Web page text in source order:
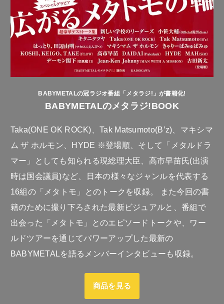
BABYMETALの冠ラジオ番組「メタラジ!」が書籍化!
BABYMETALのメタラジ!BOOK
Taka(ONE OK ROCK)、Tak Matsumoto(B’z)、マキシマ
ム ザ ホルモン、HYDE ※登場順、そして「メタルドラ
マー」としても知られる現総理大臣、高市早苗氏(出演
時は国会議員)など、日本の様々なジャンルを代表する
16組の「メタトモ」とのトークを収録。 また今回の書
籍のために撮り下ろされた最新ビジュアルと、番組で
出会った「メタトモ」とのエピソードトークや、ワー
ルドツアーを通じてパワーアップした最新の
BABYMETALを語るメンバーインタビューも収録。
商品を見る